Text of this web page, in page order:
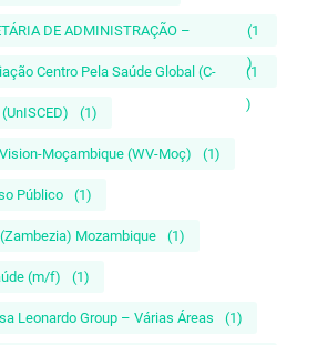
DE ADMINISTRAÇÃO –
(1
)
Centro Pela Saúde Global (C-
(1
)
(1)
Moçambique (WV-Moç) (1)
Público (1)
Mozambique (1)
(m/f) (1)
Leonardo Group – Várias Áreas (1)